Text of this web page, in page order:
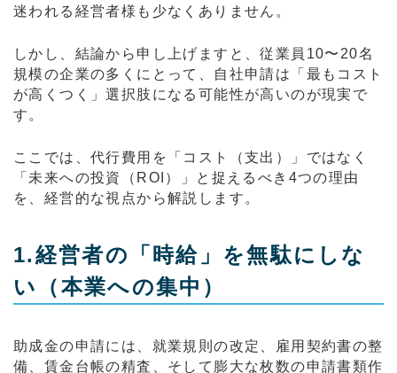
迷われる経営者様も少なくありません。
しかし、結論から申し上げますと、従業員10〜20名
規模の企業の多くにとって、自社申請は「最もコスト
が高くつく」選択肢になる可能性が高いのが現実で
す。
ここでは、代行費用を「コスト（支出）」ではなく
「未来への投資（ROI）」と捉えるべき4つの理由
を、経営的な視点から解説します。
1.経営者の「時給」を無駄にしな
い（本業への集中）
助成金の申請には、就業規則の改定、雇用契約書の整
備、賃金台帳の精査、そして膨大な枚数の申請書類作